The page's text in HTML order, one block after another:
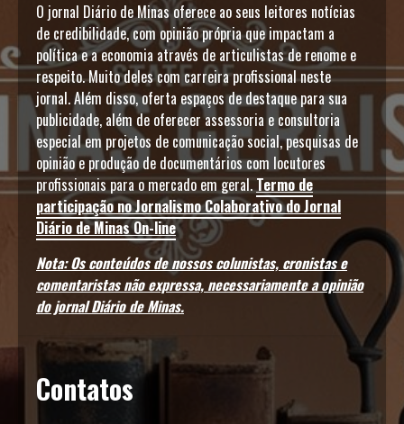
O jornal Diário de Minas oferece ao seus leitores notícias
de credibilidade, com opinião própria que impactam a
política e a economia através de articulistas de renome e
respeito. Muito deles com carreira profissional neste
jornal. Além disso, oferta espaços de destaque para sua
publicidade, além de oferecer assessoria e consultoria
especial em projetos de comunicação social, pesquisas de
opinião e produção de documentários com locutores
profissionais para o mercado em geral.Termo de
participação no Jornalismo Colaborativo do Jornal
Diário de Minas On-line
Nota: Os conteúdos de nossos colunistas, cronistas e
comentaristas não expressa, necessariamente a opinião
do jornal Diário de Minas.
Contatos